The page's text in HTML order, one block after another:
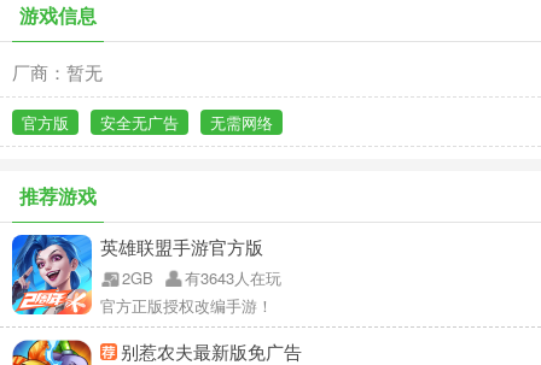
游戏信息
厂商：暂无
官方版 安全无广告 无需网络
推荐游戏
英雄联盟手游官方版
2GB
有3643人在玩
官方正版授权改编手游！
别惹农夫最新版免广告